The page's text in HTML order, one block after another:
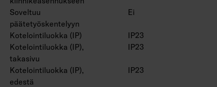
ja Casambi-ohjaus.
Suorapainikeohjauksessa käytettävien
valaisinten enimmäismäärä yhdessä ryhmässä
on 50 kpl.
Käyttöympäristön lämpötila -20 … 25 °C,
soveltuu sisäkäyttöön.
Soveltuu
päätetyöskentelyyn
Ei
Kotelointiluokka (IP)
IP23
Kotelointiluokka (IP),
takasivu
IP23
Kotelointiluokka (IP),
edestä
IP23